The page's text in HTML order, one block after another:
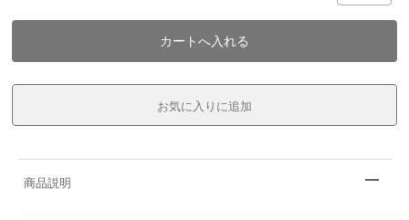
商品説明